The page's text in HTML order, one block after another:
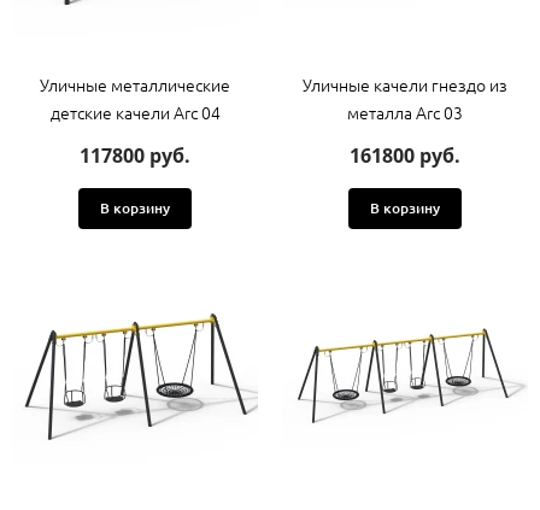
Уличные металлические
детские качели Arc 04
117800 руб.
В корзину
Уличные качели гнездо из
металла Arc 03
161800 руб.
В корзину